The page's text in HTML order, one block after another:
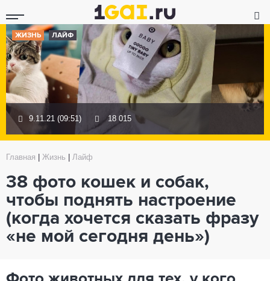
ЖИЗНЬ ЛАЙФ
9.11.21 (09:51) 18 015
Главная Жизнь Лайф
38 фото кошек и собак,
чтобы поднять настроение
(когда хочется сказать фразу
«не мой сегодня день»)